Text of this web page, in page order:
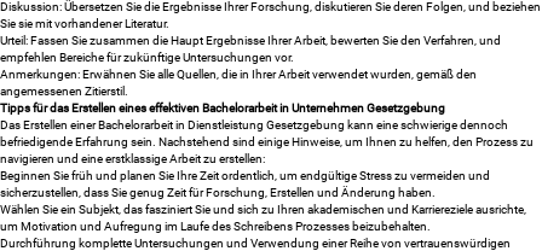
Diskussion: Übersetzen Sie die Ergebnisse Ihrer Forschung, diskutieren Sie deren Folgen, und beziehen
Sie sie mit vorhandener Literatur.
Urteil: Fassen Sie zusammen die Haupt Ergebnisse Ihrer Arbeit, bewerten Sie den Verfahren, und
empfehlen Bereiche für zukünftige Untersuchungen vor.
Anmerkungen: Erwähnen Sie alle Quellen, die in Ihrer Arbeit verwendet wurden, gemäß den
angemessenen Zitierstil.
Tipps für das Erstellen eines effektiven Bachelorarbeit in Unternehmen Gesetzgebung
Das Erstellen einer Bachelorarbeit in Dienstleistung Gesetzgebung kann eine schwierige dennoch
befriedigende Erfahrung sein. Nachstehend sind einige Hinweise, um Ihnen zu helfen, den Prozess zu
navigieren und eine erstklassige Arbeit zu erstellen:
Beginnen Sie früh und planen Sie Ihre Zeit ordentlich, um endgültige Stress zu vermeiden und
sicherzustellen, dass Sie genug Zeit für Forschung, Erstellen und Änderung haben.
Wählen Sie ein Subjekt, das fasziniert Sie und sich zu Ihren akademischen und Karriereziele ausrichte,
um Motivation und Aufregung im Laufe des Schreibens Prozesses beizubehalten.
Durchführung komplette Untersuchungen und Verwendung einer Reihe von vertrauenswürdigen